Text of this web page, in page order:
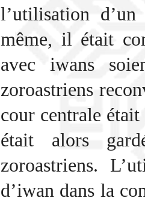
l’utilisation
même, il était
avec iwans
zoroastriens
cour centrale
était alors
zoroastriens.
d’iwan dans la